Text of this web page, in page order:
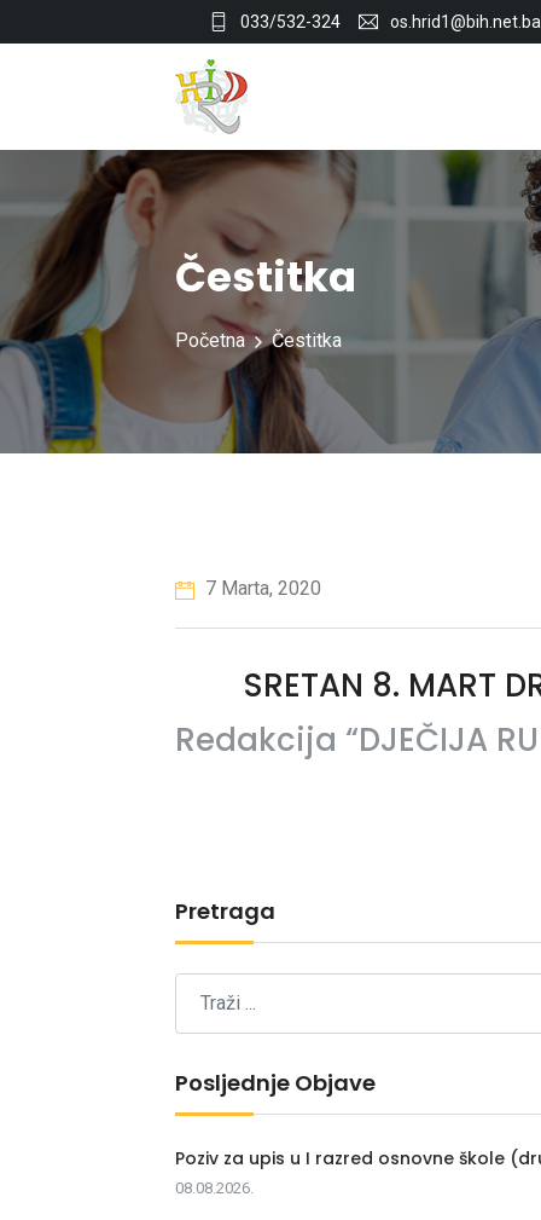
033/532-324 os.hrid1@bih.net.ba
Čestitka
Početna Čestitka
7 Marta, 2020
SRETAN 8. MART
Redakcija “DJEČIJA
Pretraga
Posljednje Objave
Poziv za upis u I razred osnovne škole
08.08.2026.